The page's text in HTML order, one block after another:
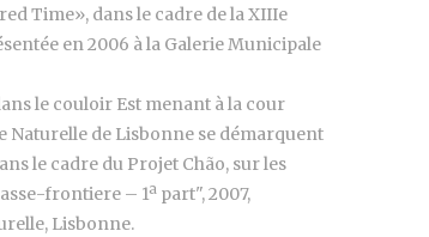
Time», dans le cadre de la XIIIe
en 2006 à la Galerie Municipale
le couloir Est menant à la cour
de Lisbonne se démarquent
le cadre du Projet Chão, sur les
frontiere – 1ª part", 2007,
Lisbonne.